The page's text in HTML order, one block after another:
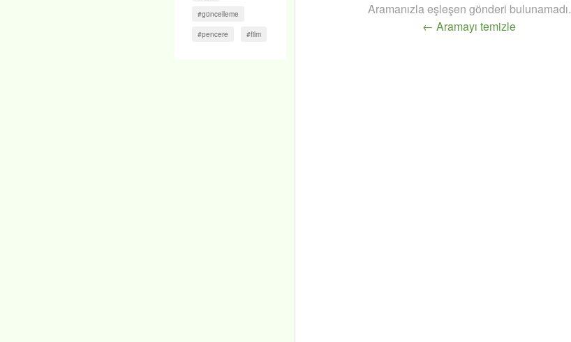
#güncelleme
#pencere #film
Aramanızla eşleşen gönderi bulunamadı.
← Aramayı temizle